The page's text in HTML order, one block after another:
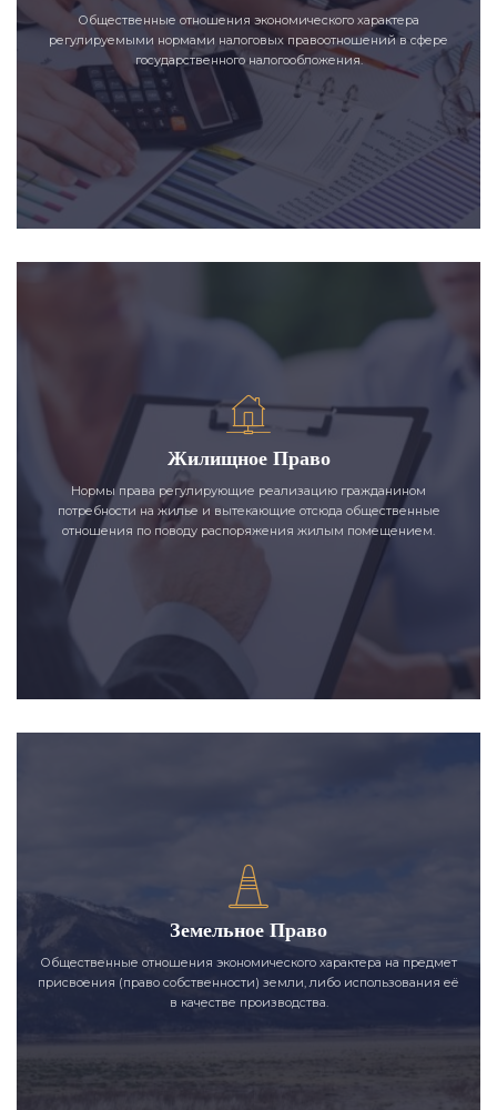
Общественные отношения экономического характера
регулируемыми нормами налоговых правоотношений в сфере
государственного налогообложения.
Жилищное Право
Нормы права регулирующие реализацию гражданином
потребности на жилье и вытекающие отсюда общественные
отношения по поводу распоряжения жилым помещением.
Земельное Право
Общественные отношения экономического характера на предмет
присвоения (право собственности) земли, либо использования её
в качестве производства.